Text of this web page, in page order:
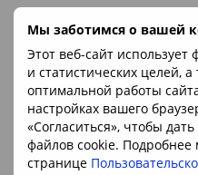
Мы заботимся о вашей
Этот веб-сайт
и статистических целей,
оптимальной работы
настройках вашего
«Согласиться», чтобы
файлов cookie. Подробнее
странице
Сердолик был использован в
украшение и амулет. Он
стойкостью и защитой.
витамина "С" для души,
поддержать чувство покоя
воздействий. Также он
поддержания творчества и
эмоционального развития.